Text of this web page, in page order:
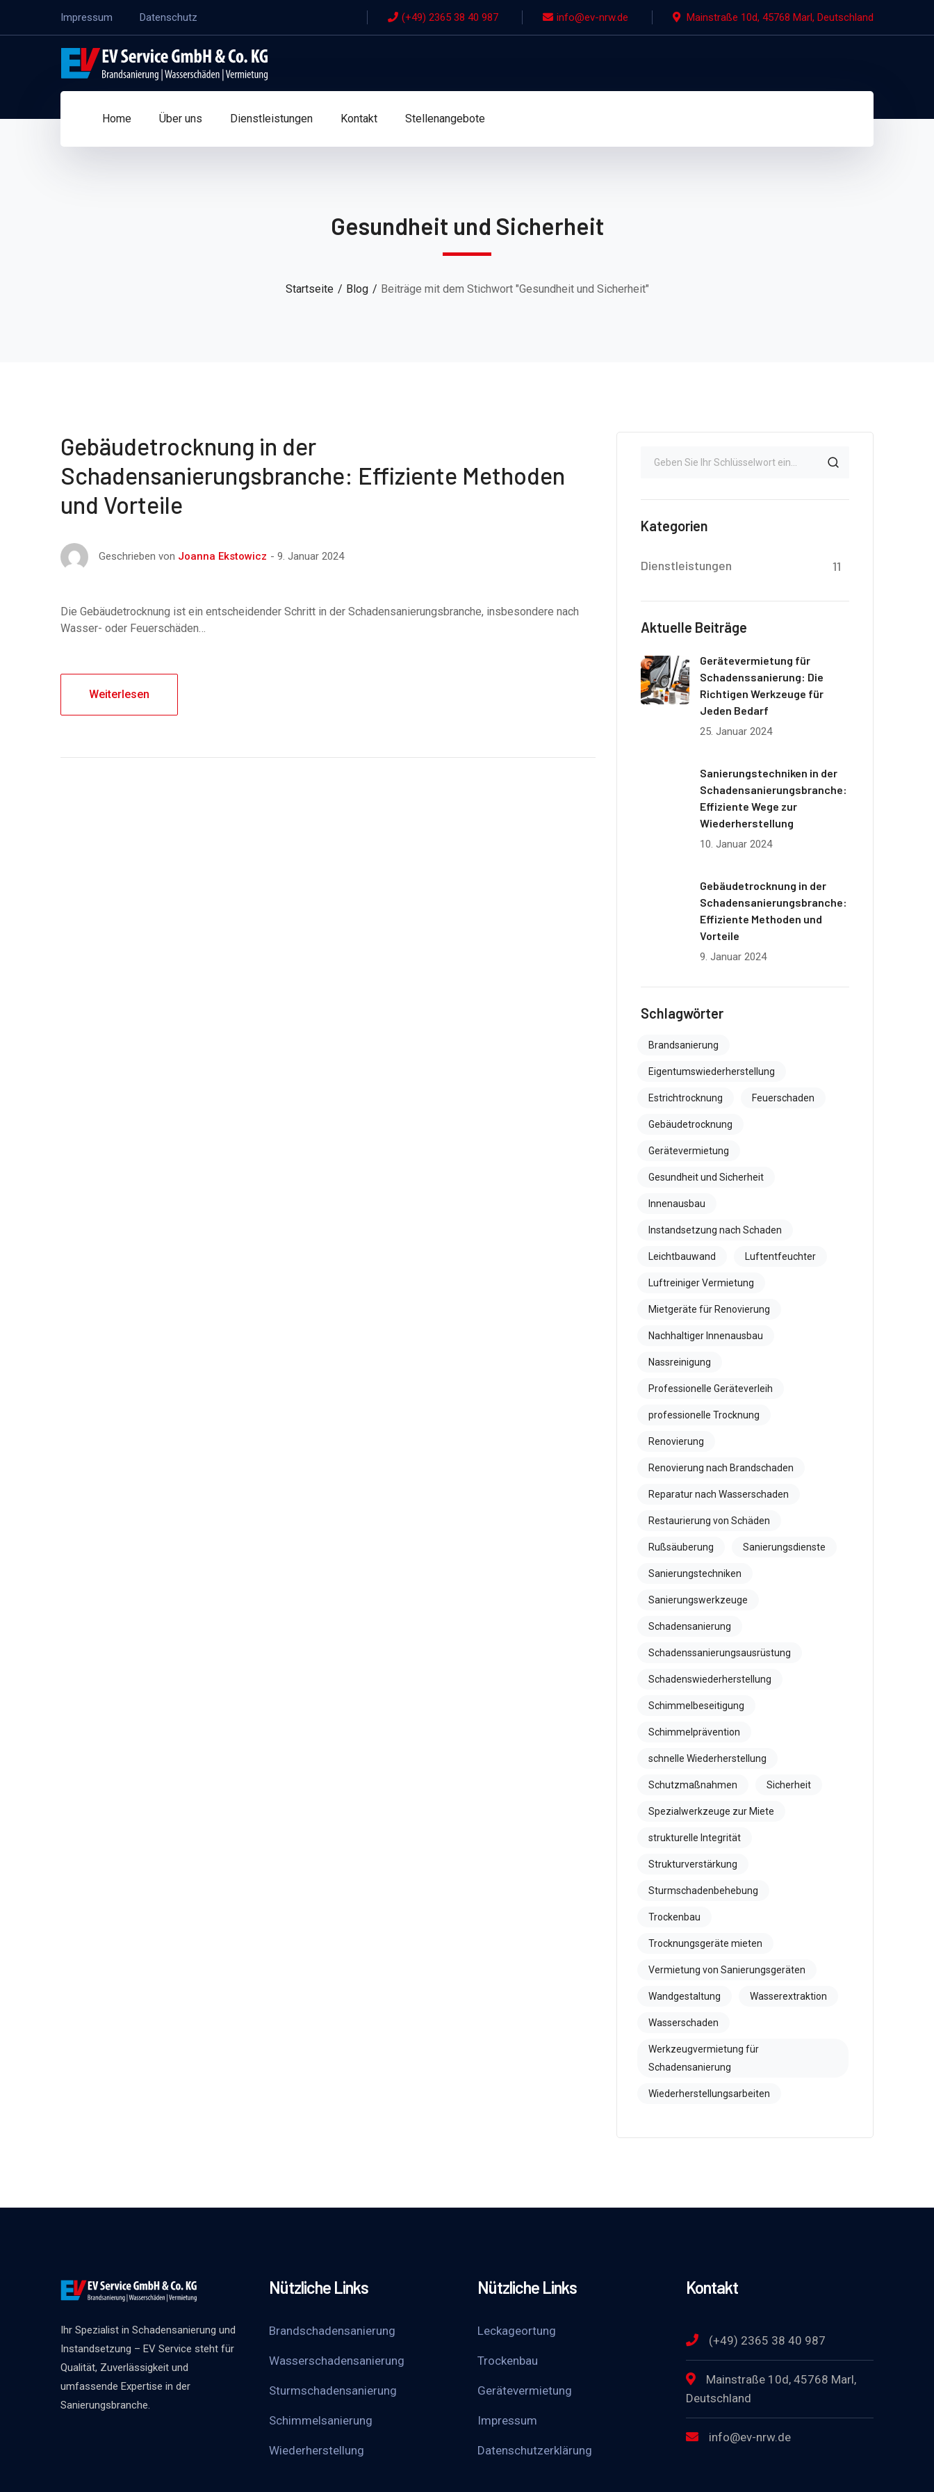
Impressum Datenschutz (+49) 2365 38 40 987 info@ev-nrw.de Mainstraße 10d, 45768 Marl, Deutschland
Home Über uns Dienstleistungen Kontakt Stellenangebote
Gesundheit und Sicherheit
Startseite Blog Beiträge mit dem Stichwort "Gesundheit und Sicherheit"
Gebäudetrocknung in der
Schadensanierungsbranche: Effiziente Methoden
und Vorteile
Geschrieben von Joanna Ekstowicz 9. Januar 2024
Die Gebäudetrocknung ist ein entscheidender Schritt in der Schadensanierungsbranche, insbesondere nach
Wasser- oder Feuerschäden…
Weiterlesen
Kategorien
Dienstleistungen 11
Aktuelle Beiträge
Gerätevermietung für
Schadenssanierung: Die
Richtigen Werkzeuge für
Jeden Bedarf
25. Januar 2024
Sanierungstechniken in der
Schadensanierungsbranche:
Effiziente Wege zur
Wiederherstellung
10. Januar 2024
Gebäudetrocknung in der
Schadensanierungsbranche:
Effiziente Methoden und
Vorteile
9. Januar 2024
Schlagwörter
Brandsanierung
Eigentumswiederherstellung
Estrichtrocknung Feuerschaden
Gebäudetrocknung
Gerätevermietung
Gesundheit und Sicherheit
Innenausbau
Instandsetzung nach Schaden
Leichtbauwand Luftentfeuchter
Luftreiniger Vermietung
Mietgeräte für Renovierung
Nachhaltiger Innenausbau
Nassreinigung
Professionelle Geräteverleih
professionelle Trocknung
Renovierung
Renovierung nach Brandschaden
Reparatur nach Wasserschaden
Restaurierung von Schäden
Rußsäuberung Sanierungsdienste
Sanierungstechniken
Sanierungswerkzeuge
Schadensanierung
Schadenssanierungsausrüstung
Schadenswiederherstellung
Schimmelbeseitigung
Schimmelprävention
schnelle Wiederherstellung
Schutzmaßnahmen Sicherheit
Spezialwerkzeuge zur Miete
strukturelle Integrität
Strukturverstärkung
Sturmschadenbehebung
Trockenbau
Trocknungsgeräte mieten
Vermietung von Sanierungsgeräten
Wandgestaltung Wasserextraktion
Wasserschaden
Werkzeugvermietung für
Schadensanierung
Wiederherstellungsarbeiten
Ihr Spezialist in Schadensanierung und
Instandsetzung – EV Service steht für
Qualität, Zuverlässigkeit und
umfassende Expertise in der
Sanierungsbranche.
Nützliche Links
Brandschadensanierung
Wasserschadensanierung
Sturmschadensanierung
Schimmelsanierung
Wieder­herstellung
Nützliche Links
Leckageortung
Trockenbau
Gerätevermietung
Impressum
Datenschutzerklärung
Kontakt
(+49) 2365 38 40 987
Mainstraße 10d, 45768 Marl,
Deutschland
info@ev-nrw.de